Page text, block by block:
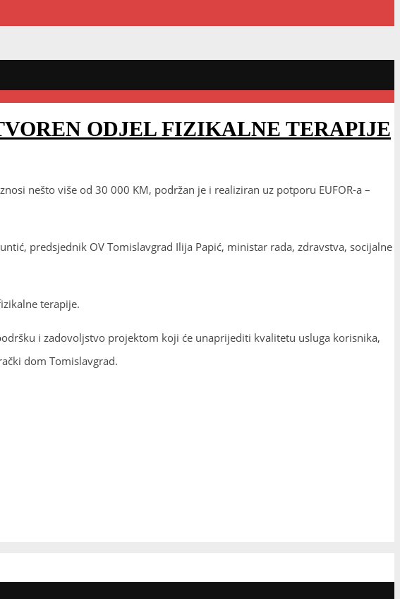
ODJEL FIZIKALNE TERAPIJE
nešto više od 30 000 KM, podržan je i realiziran uz potporu EUFOR-a –
predsjednik OV Tomislavgrad Ilija Papić, ministar rada, zdravstva, socijalne
terapije.
i zadovoljstvo projektom koji će unaprijediti kvalitetu usluga korisnika,
dom Tomislavgrad.